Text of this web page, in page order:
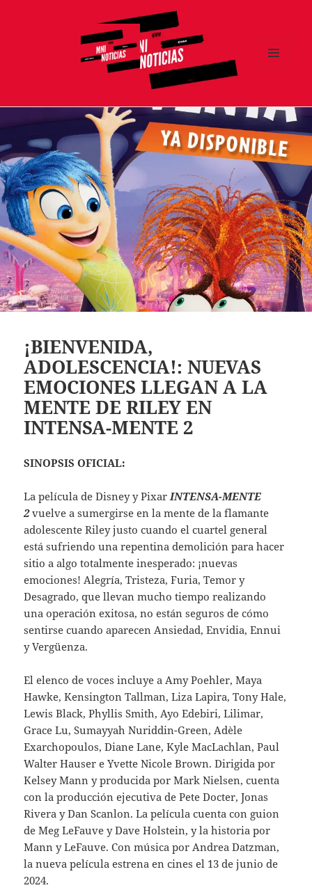
¡BIENVENIDA,
ADOLESCENCIA!: NUEVAS
EMOCIONES LLEGAN A LA
MENTE DE RILEY EN
INTENSA-MENTE 2
SINOPSIS OFICIAL:
La película de Disney y PixarINTENSA-MENTE
2vuelve a sumergirse en la mente de la flamante
adolescente Riley justo cuando el cuartel general
está sufriendo una repentina demolición para hacer
sitio a algo totalmente inesperado: ¡nuevas
emociones! Alegría, Tristeza, Furia, Temor y
Desagrado, que llevan mucho tiempo realizando
una operación exitosa, no están seguros de cómo
sentirse cuando aparecen Ansiedad, Envidia, Ennui
y Vergüenza.
El elenco de voces incluye a Amy Poehler, Maya
Hawke, Kensington Tallman, Liza Lapira, Tony Hale,
Lewis Black, Phyllis Smith, Ayo Edebiri, Lilimar,
Grace Lu, Sumayyah Nuriddin-Green, Adèle
Exarchopoulos, Diane Lane, Kyle MacLachlan, Paul
Walter Hauser e Yvette Nicole Brown. Dirigida por
Kelsey Mann y producida por Mark Nielsen, cuenta
con la producción ejecutiva de Pete Docter, Jonas
Rivera y Dan Scanlon. La película cuenta con guion
de Meg LeFauve y Dave Holstein, y la historia por
Mann y LeFauve. Con música por Andrea Datzman,
la nueva película estrena en cines el 13 de junio de
2024.